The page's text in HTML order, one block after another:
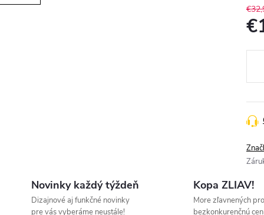
Novinky každý týždeň
Dizajnové aj funkčné novinky
pre vás vyberáme neustále!
Kopa ZLIAV!
More zľavnených
bezkonkurenčnú